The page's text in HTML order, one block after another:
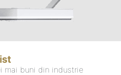
mai buni din industrie